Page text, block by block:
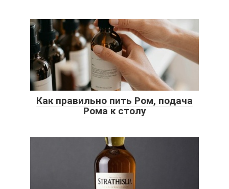
Как правильно пить Ром, подача
Рома к столу